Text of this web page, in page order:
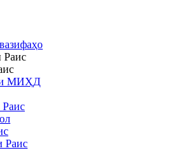
МИҲД
Раис
Раис